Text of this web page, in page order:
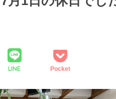
LINE Pocket